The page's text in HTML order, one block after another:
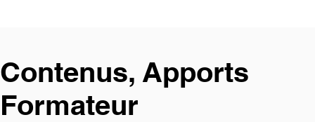
Contenus, Apports
Formateur